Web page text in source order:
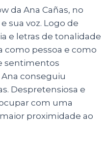
da Ana Cañas, no
sua voz. Logo de
e letras de tonalidade
como pessoa e como
sentimentos
conseguiu
Despretensiosa e
com uma
proximidade ao